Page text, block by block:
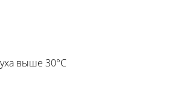
выше 30°C